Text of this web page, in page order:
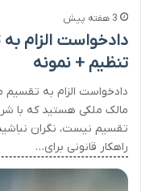
3 هفته پیش
دادخواست الزام
تنظیم + نمونه
دادخواست الزام به تقسیم
مالک ملکی هستید که با
تقسیم نیست، نگران
راهکار قانونی برای…